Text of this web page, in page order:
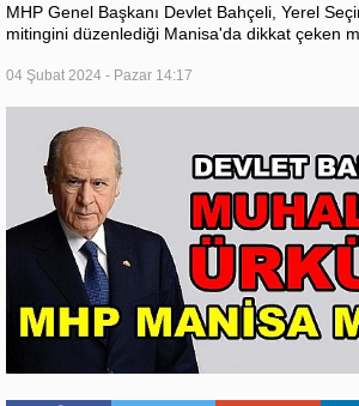
MHP Genel Başkanı Devlet Bahçeli, Yerel
mitingini düzenlediği Manisa'da dikkat çeken
04 Şubat 2024 - Pazar 14:17